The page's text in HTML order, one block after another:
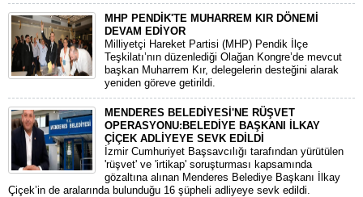
MHP PENDİK'TE MUHARREM KIR DÖNEMİ
DEVAM EDİYOR
​Milliyetçi Hareket Partisi (MHP) Pendik İlçe
Teşkilatı’nın düzenlediği Olağan Kongre’de mevcut
başkan Muharrem Kır, delegelerin desteğini alarak
yeniden göreve getirildi.
MENDERES BELEDİYESİ'NE RÜŞVET
OPERASYONU:BELEDİYE BAŞKANI İLKAY
ÇİÇEK ADLİYEYE SEVK EDİLDİ
​İzmir Cumhuriyet Başsavcılığı tarafından yürütülen
'rüşvet' ve 'irtikap' soruşturması kapsamında
gözaltına alınan Menderes Belediye Başkanı İlkay
Çiçek’in de aralarında bulunduğu 16 şüpheli adliyeye sevk edildi.